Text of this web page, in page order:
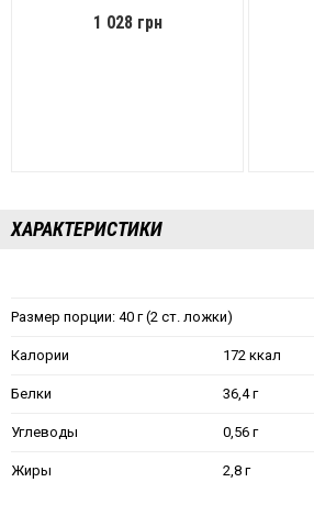
1 028 грн
ХАРАКТЕРИСТИКИ
Размер порции: 40 г (2 ст. ложки)
Калории 172 ккал
Белки 36,4 г
Углеводы 0,56 г
Жиры 2,8 г